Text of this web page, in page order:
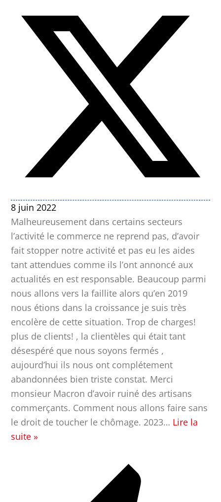
8 juin 2022
Malheureusement dans certains secteurs
l’activité le commerce ne reprend pas, d’avoir
fait stopper notre activité et pas eu les aides
tant attendues comme ils l’ont annoncé aux
actualités en est responsable. Beaucoup parmi
nous allons vers la faillite alors qu’en 2019
nous étions dans la croissance je suis très
encolère de cette situation. Trop de charges!
plus de clients! , la clientèles qui était tant
désespéré que nous soyons fermés ,
aujourd’hui ils nous ont complétement
abandonnées bien triste constat. Merci
monsieur Macron d’avoir ruiné des artisans
commerçants. Comment nous allons faire sans
le droit de toucher le chômage. 2023… Lire la
suite »